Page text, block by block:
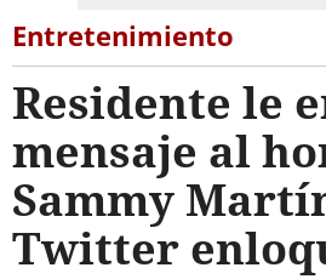
Entretenimiento
Residente le
mensaje al
Sammy
Twitter